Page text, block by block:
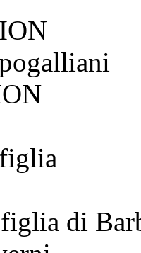
di